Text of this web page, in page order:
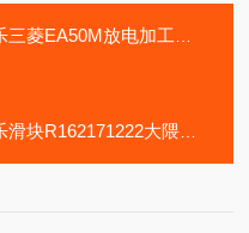
放电加工机床用滑块R162131320
大隈车床LB3000EX导轨